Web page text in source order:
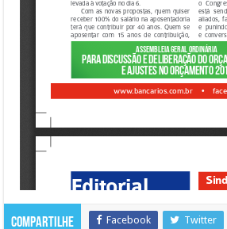
Compartilhe Facebook Twitter